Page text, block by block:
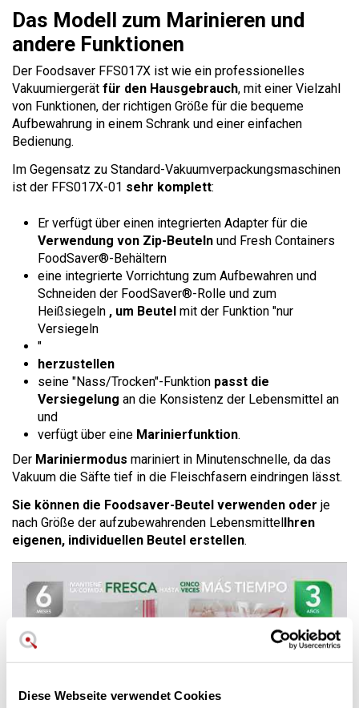
Diese Webseite verwendet Cookies
Das Modell zum Marinieren und
andere Funktionen
Der Foodsaver FFS017X ist wie ein professionelles
Vakuumiergerät für den Hausgebrauch, mit einer Vielzahl
von Funktionen, der richtigen Größe für die bequeme
Aufbewahrung in einem Schrank und einer einfachen
Bedienung.
Im Gegensatz zu Standard-Vakuumverpackungsmaschinen
ist der FFS017X-01 sehr komplett:
Er verfügt über einen integrierten Adapter für die
Verwendung von Zip-Beuteln und Fresh Containers
FoodSaver®-Behältern
eine integrierte Vorrichtung zum Aufbewahren und
Schneiden der FoodSaver®-Rolle und zum
Heißsiegeln , um Beutel mit der Funktion "nur
Versiegeln
"
herzustellen
seine "Nass/Trocken"-Funktion passt die
Versiegelung an die Konsistenz der Lebensmittel an
und
verfügt über eine Marinierfunktion.
Der Mariniermodus mariniert in Minutenschnelle, da das
Vakuum die Säfte tief in die Fleischfasern eindringen lässt.
Sie können die Foodsaver-Beutel verwenden oder je
nach Größe der aufzubewahrenden LebensmittelIhren
eigenen, individuellen Beutel erstellen.